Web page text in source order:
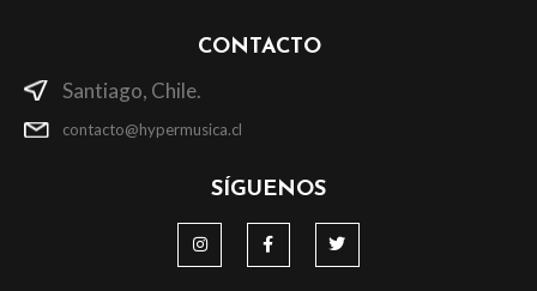
CONTACTO
Santiago, Chile.
contacto@hypermusica.cl
SÍGUENOS